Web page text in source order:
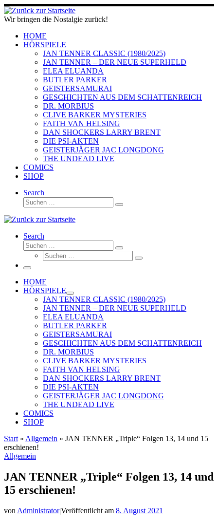
Zum
Inhalt
springen
Wir bringen die Nostalgie zurück!
HOME
HÖRSPIELE
JAN TENNER CLASSIC (1980/2025)
JAN TENNER – DER NEUE SUPERHELD
ELEA ELUANDA
BUTLER PARKER
GEISTERSAMURAI
GESCHICHTEN AUS DEM SCHATTENREICH
DR. MORBIUS
CLIVE BARKER MYSTERIES
FAITH VAN HELSING
DAN SHOCKERS LARRY BRENT
DIE PSI-AKTEN
GEISTERJÄGER JAC LONGDONG
THE UNDEAD LIVE
COMICS
SHOP
Search
Suche
Suchen …
Search
Suche
Suchen …
Suche
Suchen …
Menü
HOME
HÖRSPIELE
JAN TENNER CLASSIC (1980/2025)
JAN TENNER – DER NEUE SUPERHELD
ELEA ELUANDA
BUTLER PARKER
GEISTERSAMURAI
GESCHICHTEN AUS DEM SCHATTENREICH
DR. MORBIUS
CLIVE BARKER MYSTERIES
FAITH VAN HELSING
DAN SHOCKERS LARRY BRENT
DIE PSI-AKTEN
GEISTERJÄGER JAC LONGDONG
THE UNDEAD LIVE
COMICS
SHOP
Start » Allgemein » JAN TENNER „Triple“ Folgen 13, 14 und 15
erschienen!
Allgemein
JAN TENNER „Triple“ Folgen 13, 14 und
15 erschienen!
von Administrator|Veröffentlicht am 8. August 2021